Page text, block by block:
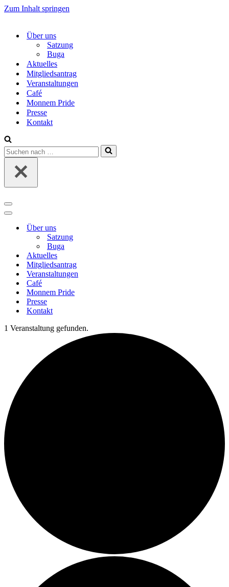
Zum Inhalt springen
Über uns
Satzung
Buga
Aktuelles
Mitgliedsantrag
Veranstaltungen
Café
Monnem Pride
Presse
Kontakt
Suchen
nach …
Navigations-
Menü
Navigations-
Über uns
Satzung
Buga
Aktuelles
Mitgliedsantrag
Veranstaltungen
Café
Monnem Pride
Presse
Kontakt
1 Veranstaltung gefunden.